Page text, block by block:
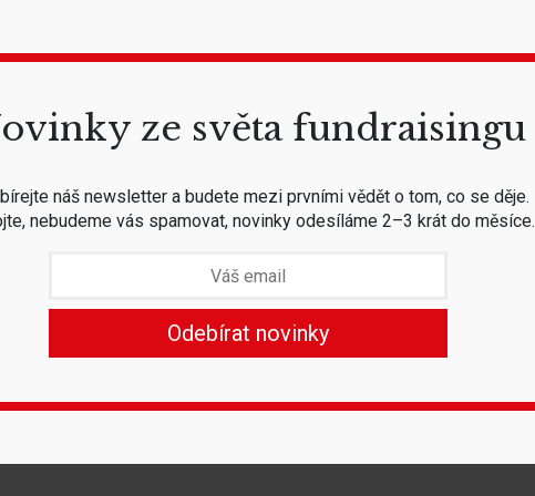
ze světa fundraisingu
náš newsletter a budete mezi prvními vědět o tom, co se děje.
nebudeme vás spamovat, novinky odesíláme 2–3 krát do měsíce.